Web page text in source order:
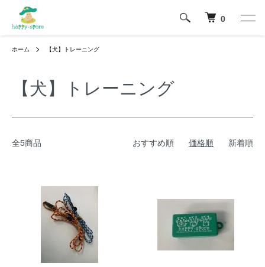
0
ホーム 【犬】トレーニング
【犬】トレーニング
全5商品 おすすめ順 価格順 新着順